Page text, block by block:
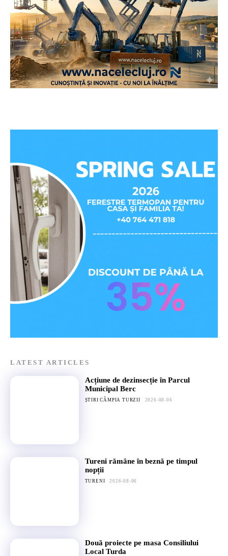
LATEST ARTICLES
Acțiune de dezinsecție în Parcul
Municipal Berc
ȘTIRI CÂMPIA TURZII 2026-08-06
Tureni rămâne în beznă pe timpul
nopții
TURENI 2026-08-06
Două proiecte pe masa Consiliului
Local Turda